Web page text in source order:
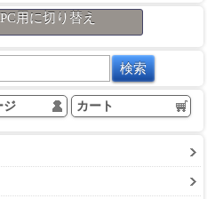
用に切り替え
ジ カート